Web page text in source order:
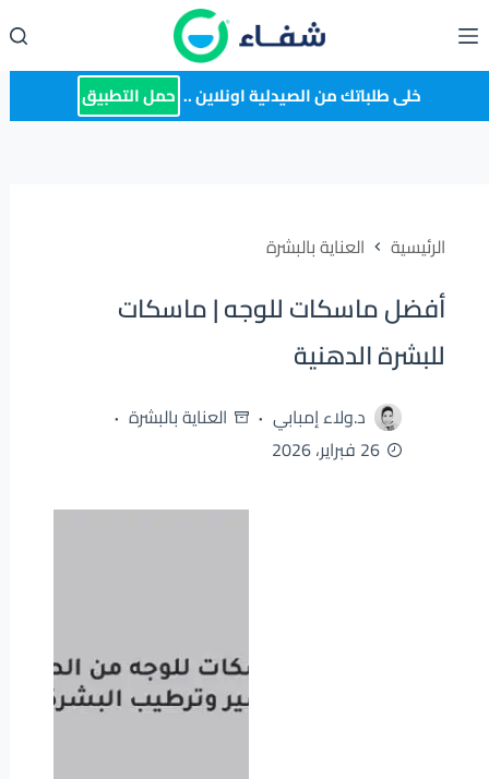
إلى
المحتوى خلى طلباتك من الصيدلية اونلاين .. حمل التطبيق
الرئيسية العناية بالبشرة
أفضل ماسكات للوجه | ماسكات
للبشرة الدهنية
د.ولاء إمبابي
العناية بالبشرة
26 فبراير، 2026